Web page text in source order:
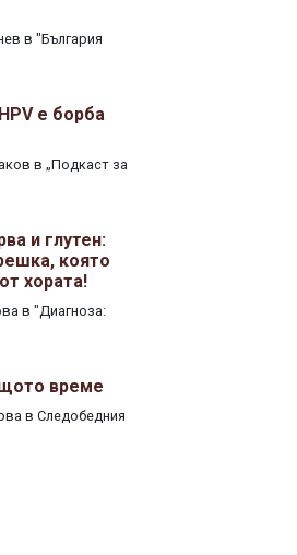
в "България
е борба
в „Подкаст за
и глутен:
която
хората!
в "Диагноза:
време
в Следобедния